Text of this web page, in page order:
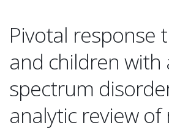
Pivotal response
and children with
spectrum
analytic review of